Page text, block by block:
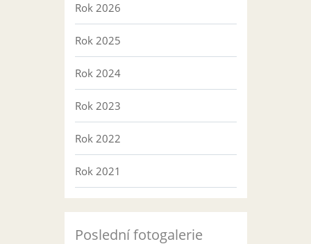
Rok 2026
Rok 2025
Rok 2024
Rok 2023
Rok 2022
Rok 2021
Poslední fotogalerie